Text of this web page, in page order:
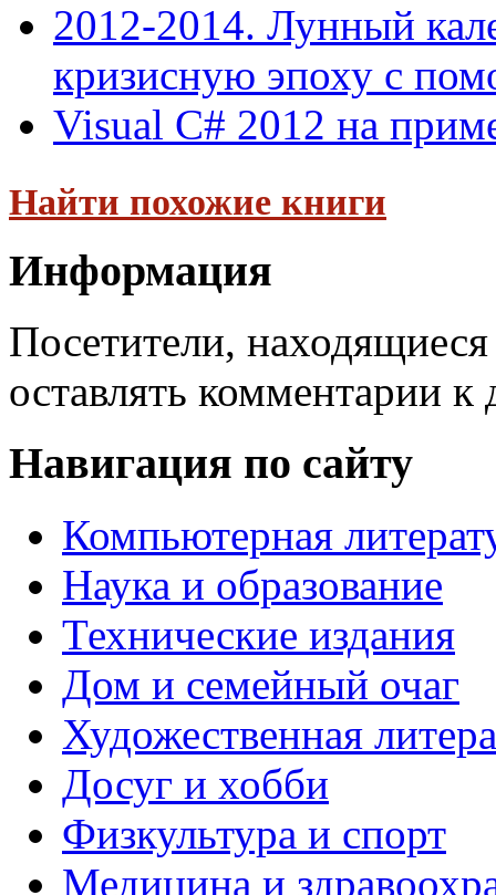
2012-2014. Лунный
кризисную эпоху с
Visual С# 2012 на
Найти похожие книги
Информация
Посетители,
оставлять комментарии к
Навигация по сайту
Компьютерная
Наука и образование
Технические издания
Дом и семейный очаг
Художественная
Досуг и хобби
Физкультура и спорт
Медицина и